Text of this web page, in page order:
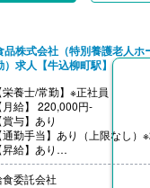
品株式会社（特別養護老人
）求人【牛込柳町駅】
栄養士/常勤】※正社員
月給】 220,000円-
賞与】あり
通勤手当】あり（上限なし
昇給】あり
退職金】なし
食委託会社